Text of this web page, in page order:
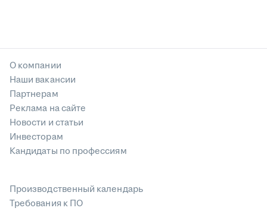
О компании
Наши вакансии
Партнерам
Реклама на сайте
Новости и статьи
Инвесторам
Кандидаты по профессиям
Производственный календарь
Требования к ПО